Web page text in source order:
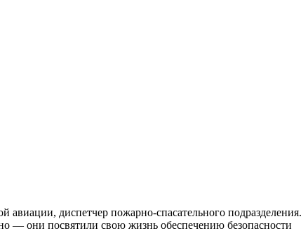
диспетчер пожарно-спасательного подразделения.
— они посвятили свою жизнь обеспечению безопасности